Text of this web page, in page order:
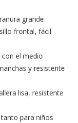
grande
frontal, fácil
el medio
y resistente
lisa, resistente
para niños